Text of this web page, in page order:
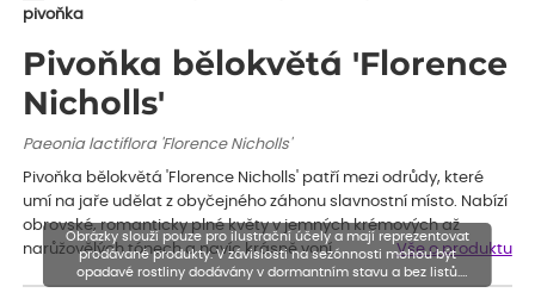
pivoňka
Pivoňka bělokvětá 'Florence
Nicholls'
Paeonia lactiflora 'Florence Nicholls'
Pivoňka bělokvětá 'Florence Nicholls' patří mezi odrůdy, které
umí na jaře udělat z obyčejného záhonu slavnostní místo. Nabízí
obrovské, romanticky plné květy v jemných krémových až
narůžovělých tónech a navíc krásně voní.
Vše o produktu
Obrázky slouží pouze pro ilustrační účely a mají reprezentovat
prodávané produkty. V závislosti na sezónnosti mohou být
opadavé rostliny dodávány v dormantním stavu a bez listů.
Rostliny mohou být také sestřiženy níže, než je uvedená výška,